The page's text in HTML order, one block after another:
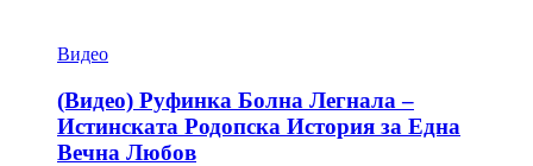
Видео
(Видео) Руфинка Болна Легнала –
Истинската Родопска История за Една
Вечна Любов